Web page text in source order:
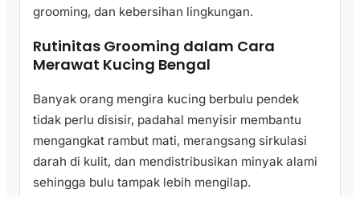
grooming, dan kebersihan lingkungan.
Rutinitas Grooming dalam Cara
Merawat Kucing Bengal
Banyak orang mengira kucing berbulu pendek
tidak perlu disisir, padahal menyisir membantu
mengangkat rambut mati, merangsang sirkulasi
darah di kulit, dan mendistribusikan minyak alami
sehingga bulu tampak lebih mengilap.